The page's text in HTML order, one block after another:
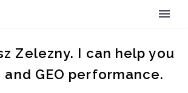
Zelezny. I can help you
and GEO performance.